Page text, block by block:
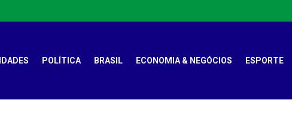
POLÍTICA BRASIL ECONOMIA & NEGÓCIOS ESPORTE